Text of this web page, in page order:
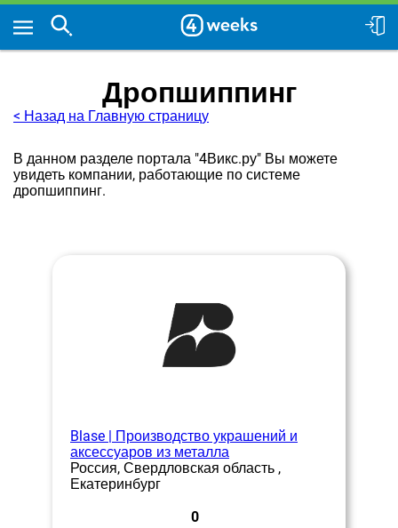
Дропшиппинг
< Назад на Главную страницу
В данном разделе портала "4Викс.ру" Вы можете
увидеть компании, работающие по системе
дропшиппинг.
Blase | Производство украшений и
аксессуаров из металла
Россия, Свердловская область ,
Екатеринбург
0